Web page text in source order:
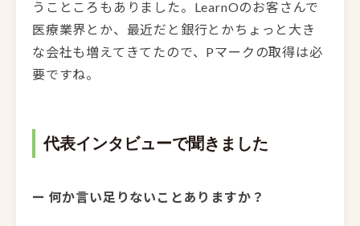
うこところもありました。LearnOのお客さんで
医療業界とか、最近だと銀行とかちょっと大き
な会社も増えてきてたので、Pマークの取得は必
要ですね。
代表インタビューで聞きました
ー 何か言い足りないことありますか？